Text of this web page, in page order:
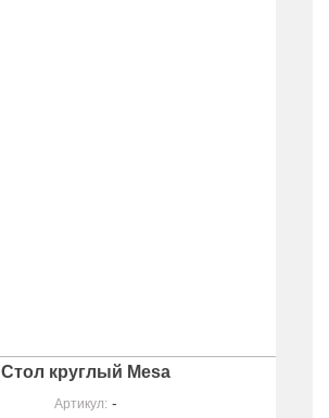
Стол круглый Mesa
Артикул: -